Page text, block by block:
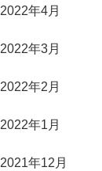
2022年4月
2022年3月
2022年2月
2022年1月
2021年12月